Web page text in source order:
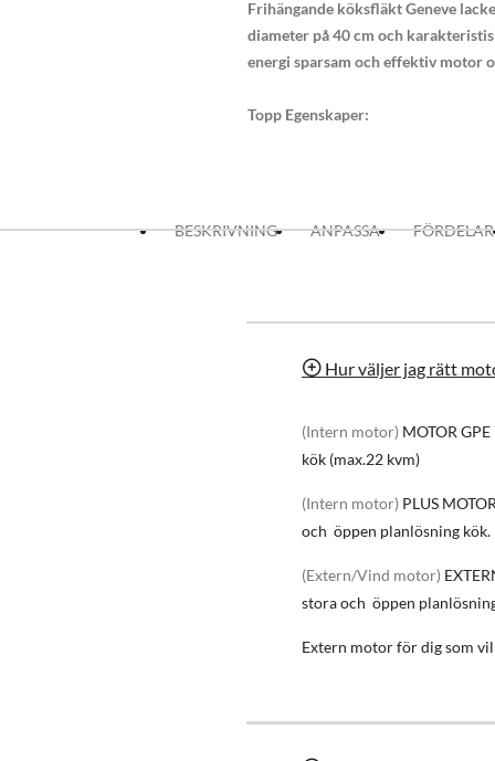
Frihängande köksfläkt Geneve
diameter på 40 cm och
energi sparsam och effektiv
Topp Egenskaper:
Anpassad för både frånluft och
Kvalitets fettfilter
också användas med kolfilter /
Material
BESKRIVNING ANPASSA FÖRDELAR
Hur väljer jag rätt
(Intern motor) MOTOR
kök (max.22 kvm)
(Intern motor) PLUS
och öppen planlösning kök.
(Extern/Vind motor)
stora och öppen
Extern motor för dig som